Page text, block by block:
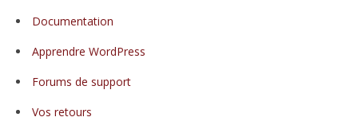
WordPress
Documentation
Apprendre WordPress
Forums de support
Vos retours